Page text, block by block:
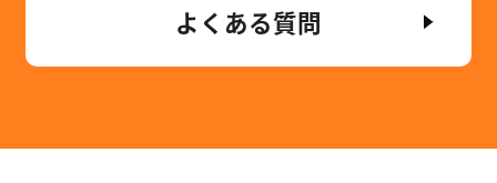
よくある質問